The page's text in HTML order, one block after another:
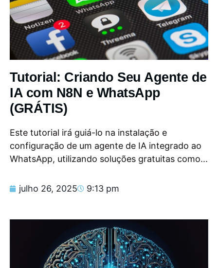
Tutorial: Criando Seu Agente de
IA com N8N e WhatsApp
(GRÁTIS)
Este tutorial irá guiá-lo na instalação e
configuração de um agente de IA integrado ao
WhatsApp, utilizando soluções gratuitas como...
julho 26, 2025 9:13 pm